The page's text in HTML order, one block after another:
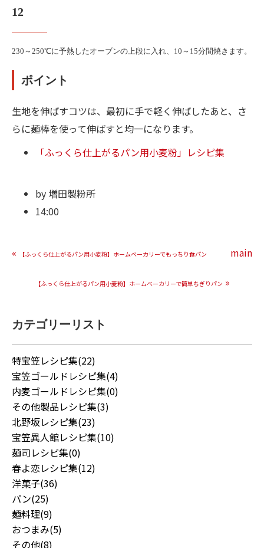
12
230 ～ 250℃に予熱したオーブンの上段に入れ、 10 ～ 15分間焼きます。
ポイント
生地を伸ばすコツは、最初に手で軽く伸ばしたあと、さ
らに麺棒を使って伸ばすと均一になります。
「ふっくら仕上がるパン用小麦粉」レシピ集
by増田製粉所
14:00
« 【ふっくら仕上がるパン用小麦粉】ホームベーカリーでもっちり食パン main
【ふっくら仕上がるパン用小麦粉】ホームベーカリーで簡単ちぎりパン »
カテゴリーリスト
特宝笠レシピ集(22)
宝笠ゴールドレシピ集(4)
内麦ゴールドレシピ集(0)
その他製品レシピ集(3)
北野坂レシピ集(23)
宝笠異人館レシピ集(10)
麺司レシピ集(0)
春よ恋レシピ集(12)
洋菓子(36)
パン(25)
麺料理(9)
おつまみ(5)
その他(8)